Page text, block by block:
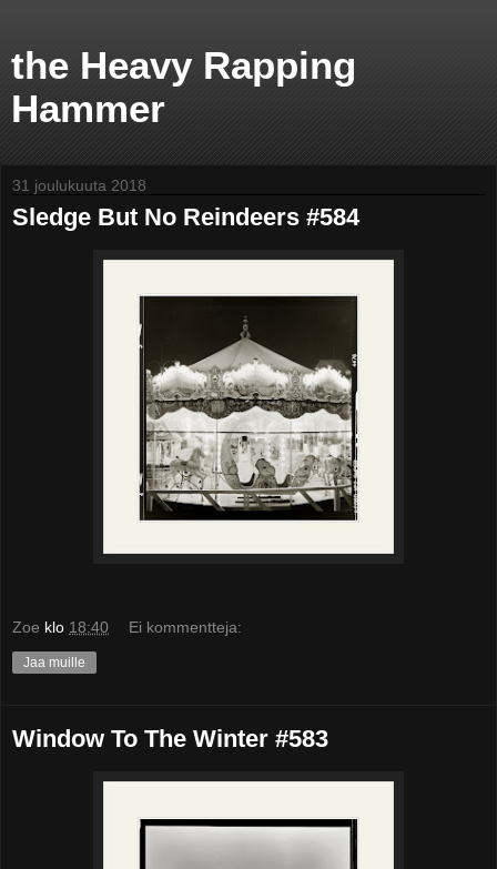
the Heavy Rapping
Hammer
31 joulukuuta 2018
Sledge But No Reindeers #584
Zoe klo 18:40 Ei kommentteja:
Jaa muille
Window To The Winter #583